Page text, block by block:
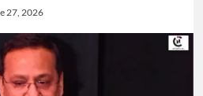
27, 2026